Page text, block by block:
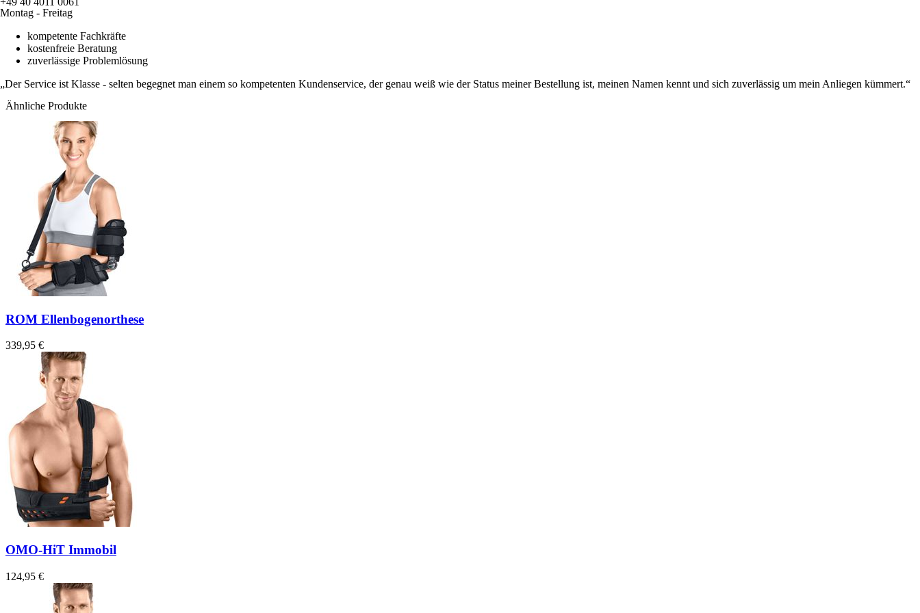
Montag - Freitag
kompetente Fachkräfte
kostenfreie Beratung
zuverlässige Problemlösung
Der Service ist Klasse - selten begegnet man einem so kompetenten Kundenservice, der genau weiß wie der Status meiner Bestellung ist, meinen Namen kennt und sich zuverlässig um mein Anliegen kümmert.
Ähnliche Produkte
ROM Ellenbogenorthese
339,95 €
OMO-HiT Immobil
124,95 €